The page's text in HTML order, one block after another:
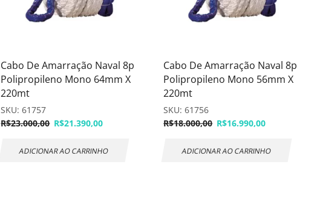
Cabo De Amarração Naval 8p
Polipropileno Mono 64mm X
220mt
SKU:61757
R$23.000,00 R$21.390,00
ADICIONAR AO CARRINHO
Cabo De Amarração Naval 8p
Polipropileno Mono 56mm X
220mt
SKU:61756
R$18.000,00 R$16.990,00
ADICIONAR AO CARRINHO